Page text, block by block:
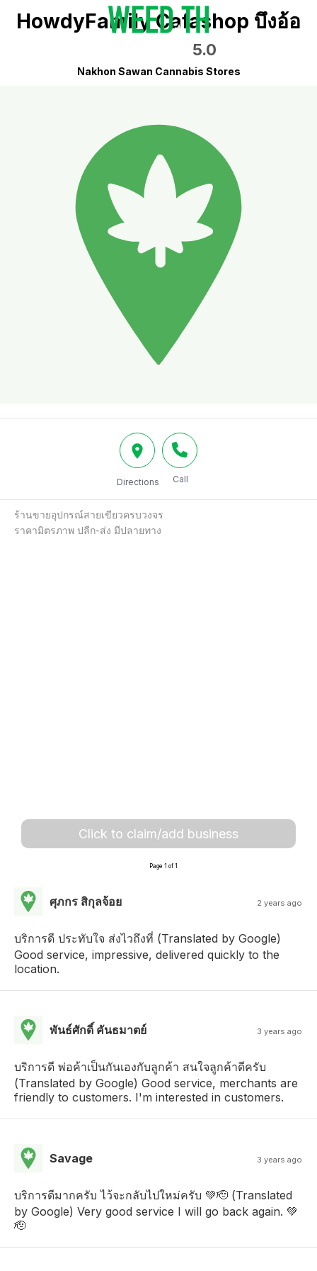
HowdyFamily Cafashop บึงอ้อ
5.0
Nakhon Sawan Cannabis Stores
Directions Call
ร้านขายอุปกรณ์สายเขียวครบวงจร
ราคามิตรภาพ ปลีก-ส่ง มีปลายทาง
Click to claim/add business
Page 1 of 1
ศุภกร สิกุลจ้อย 2 years ago
บริการดี ประทับใจ ส่งไวถึงที่ (Translated by Google)
Good service, impressive, delivered quickly to the
location.
พันธ์ศักดิ์ คันธมาตย์ 3 years ago
บริการดี พ่อค้าเป็นกันเองกับลูกค้า สนใจลูกค้าดีครับ
(Translated by Google) Good service, merchants are
friendly to customers. I'm interested in customers.
Savage 3 years ago
บริการดีมากครับ ไว้จะกลับไปใหม่ครับ 💚🫡 (Translated
by Google) Very good service I will go back again. 💚
🫡